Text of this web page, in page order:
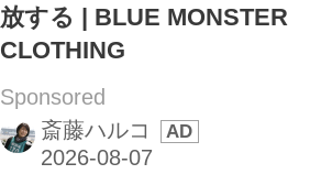
放する | BLUE MONSTER
CLOTHING
Sponsored
斎藤ハルコ